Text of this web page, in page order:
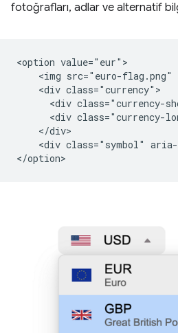
fotoğrafları, adlar ve alternatif
<option value="eur">
<img src="euro-flag.png"
    <div class="currency">
<div class="currency-
<div class="currency-
    </div>
<div class="symbol"